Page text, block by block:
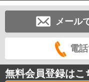
メール
電
無料会員登録はこ